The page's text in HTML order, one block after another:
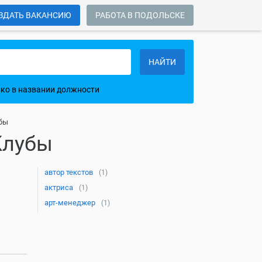
ВАКАНСИЮ РАБОТА В ПОДОЛЬСКЕ
НАЙТИ
в названии должности
автор текстов (1)
актриса (1)
арт-менеджер (1)